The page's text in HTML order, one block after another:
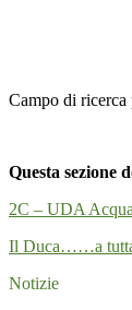
Campo di ricerca
Questa sezione
2C – UDA Acqua
Il Duca……a
Notizie